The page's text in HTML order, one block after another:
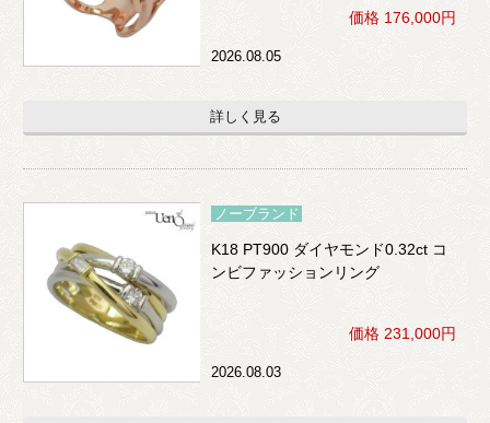
価格 176,000円
2026.08.05
詳しく見る
ノーブランド
K18 PT900 ダイヤモンド0.32ct コ
ンビファッションリング
価格 231,000円
2026.08.03